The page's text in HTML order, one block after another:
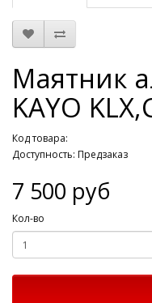
Маятник
KAYO
Код товара:
Доступность: Предзаказ
7 500 руб
Кол-во